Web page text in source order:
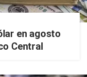
en agosto
Central